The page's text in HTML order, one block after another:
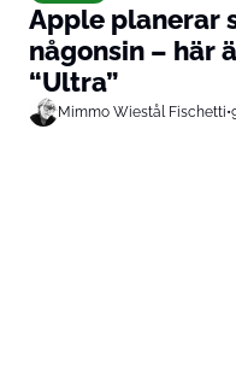
Apple planerar
någonsin – här
“Ultra”
Mimmo Wiestål Fischetti•